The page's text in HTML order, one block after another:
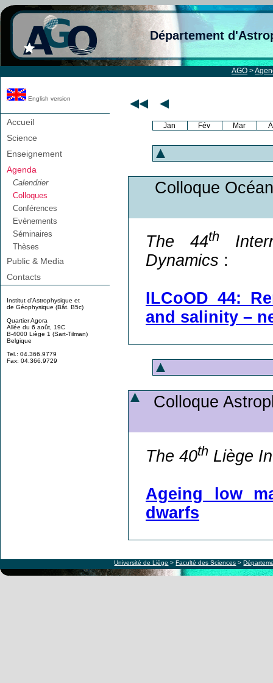
Département
AGO >
English version
Accueil
Science
Enseignement
Agenda
Calendrier
Colloques
Conférences
Evènements
Séminaires
Thèses
Public & Media
Contacts
Institut d'Astrophysique et
de Géophysique (Bât. B5c)
Quartier Agora
Allée du 6 août, 19C
B-4000 Liège 1 (Sart-Tilman)
Belgique
Tel.: 04.366.9779
Fax: 04.366.9729
Jan Fév Mar
Colloque
The 44th
Dynamics :
ILCoOD 44:
and salinity –
Colloque
The 40th Liège
Ageing low
dwarfs
Université de Liège > Faculté des Sciences >